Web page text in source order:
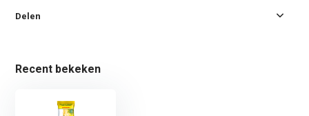
Delen
Recent bekeken